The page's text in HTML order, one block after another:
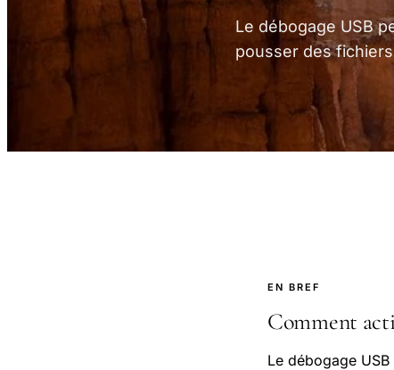
Le débogage USB
pousser des
EN BREF
Comment
Le débogage